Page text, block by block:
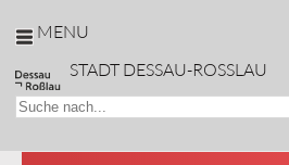
MENU
STADT DESSAU-ROSSLAU